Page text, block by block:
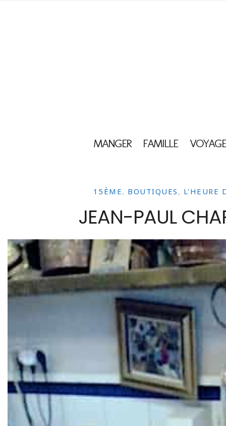
MANGER FAMILLE
15ÈME, BOUTIQUES , L'HEURE
JEAN-PAUL